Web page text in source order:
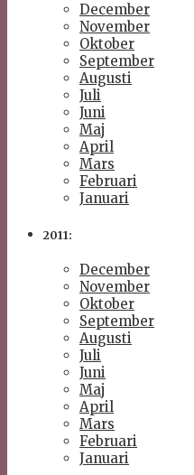
December
November
Oktober
September
Augusti
Juli
Juni
Maj
April
Mars
Februari
Januari
2011:
December
November
Oktober
September
Augusti
Juli
Juni
Maj
April
Mars
Februari
Januari